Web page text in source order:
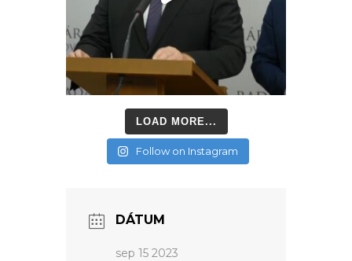
LOAD MORE...
Follow on Instagram
DÁTUM
sep 15 2023